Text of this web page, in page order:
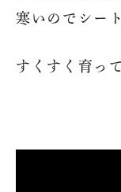
寒いのでシー
すくすく育っ